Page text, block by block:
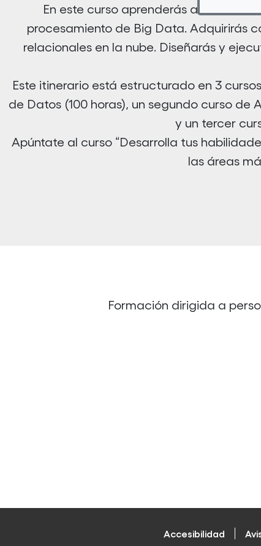
En este curso aprenderás a utilizar
procesamiento de Big Data. Adquirirás
relacionales en la nube. Diseñarás y
Este itinerario está estructurado en 3
de Datos (100 horas), un segundo curso
y un tercer
Apúntate al curso “Desarrolla tus
las áreas
Formación dirigida a
Accesibilidad